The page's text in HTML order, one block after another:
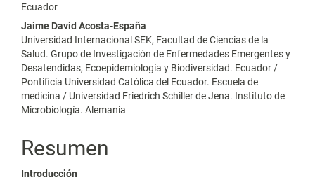
Ecuador
Jaime David Acosta-España
Universidad Internacional SEK, Facultad de Ciencias de la
Salud. Grupo de Investigación de Enfermedades Emergentes y
Desatendidas, Ecoepidemiología y Biodiversidad. Ecuador /
Pontificia Universidad Católica del Ecuador. Escuela de
medicina / Universidad Friedrich Schiller de Jena. Instituto de
Microbiología. Alemania
Resumen
Introducción